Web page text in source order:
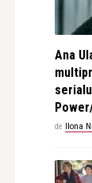
Ana
de Ilona